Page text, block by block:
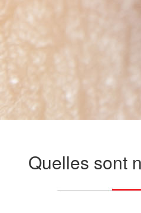
Quelles sont